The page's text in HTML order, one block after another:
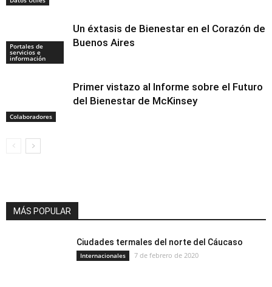
Portales de
servicios e
información
Un éxtasis de Bienestar en el Corazón de
Buenos Aires
Colaboradores
Primer vistazo al Informe sobre el Futuro
del Bienestar de McKinsey
MÁS POPULAR
Ciudades termales del norte del Cáucaso
Internacionales 7 de febrero de 2020